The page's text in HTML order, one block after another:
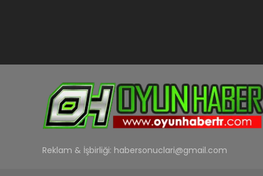
Reklam & İşbirliği: habersonuclari@gmail.com